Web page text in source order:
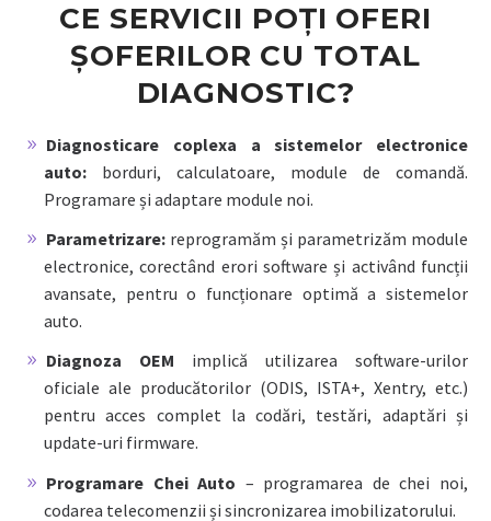
CE SERVICII POȚI OFERI
ȘOFERILOR CU TOTAL
DIAGNOSTIC?
Diagnosticare coplexa a sistemelor electronice
auto: borduri, calculatoare, module de comandă.
Programare și adaptare module noi.
Parametrizare: reprogramăm și parametrizăm module
electronice, corectând erori software și activând funcții
avansate, pentru o funcționare optimă a sistemelor
auto.
Diagnoza OEM implică utilizarea software-urilor
oficiale ale producătorilor (ODIS, ISTA+, Xentry, etc.)
pentru acces complet la codări, testări, adaptări și
update-uri firmware.
Programare Chei Auto – programarea de chei noi,
codarea telecomenzii și sincronizarea imobilizatorului.